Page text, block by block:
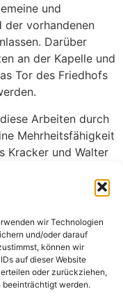
wir Technologien
und/oder darauf
können wir
auf dieser Website
oder zurückziehen,
beeinträchtigt werden.
und
der vorhandenen
Darüber
an der Kapelle und
Tor des Friedhofs
Arbeiten durch
Mehrheitsfähigkeit
Kracker und Walter
welcher Form diese
( z.B.
homepage
wir über den